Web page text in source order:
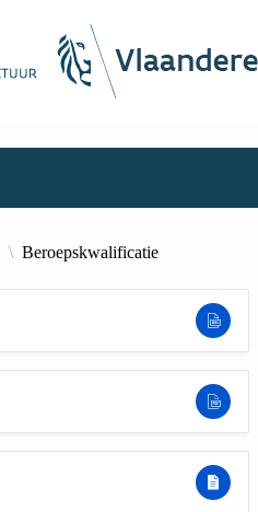
Beroepskwalificatie